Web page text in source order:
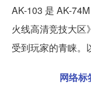
AK-103 是 AK-
火线高清竞技大区
受到玩家的青睐。
网络标